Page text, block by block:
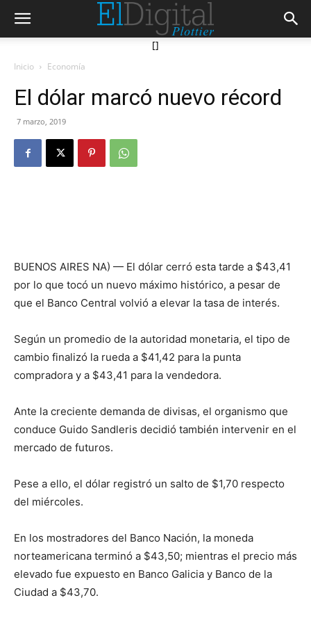
[]
Inicio Economía
El dólar marcó nuevo récord
7 marzo, 2019
BUENOS AIRES NA) — El dólar cerró esta tarde a $43,41
por lo que tocó un nuevo máximo histórico, a pesar de
que el Banco Central volvió a elevar la tasa de interés.
Según un promedio de la autoridad monetaria, el tipo de
cambio finalizó la rueda a $41,42 para la punta
compradora y a $43,41 para la vendedora.
Ante la creciente demanda de divisas, el organismo que
conduce Guido Sandleris decidió también intervenir en el
mercado de futuros.
Pese a ello, el dólar registró un salto de $1,70 respecto
del miércoles.
En los mostradores del Banco Nación, la moneda
norteamericana terminó a $43,50; mientras el precio más
elevado fue expuesto en Banco Galicia y Banco de la
Ciudad a $43,70.